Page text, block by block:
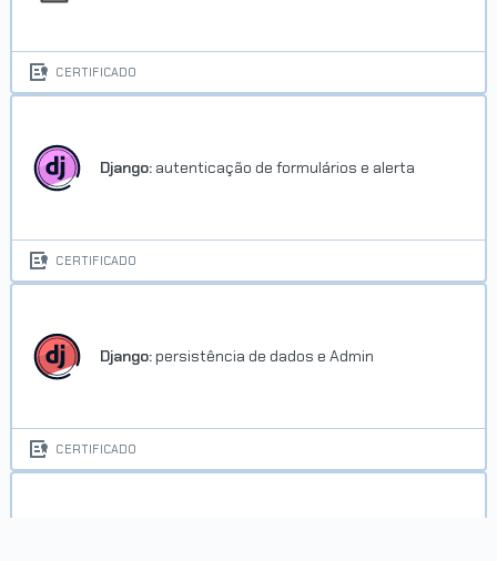
CERTIFICADO
Django: autenticação de formulários e alerta
CERTIFICADO
Django: persistência de dados e Admin
CERTIFICADO